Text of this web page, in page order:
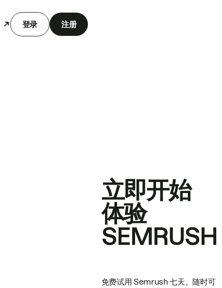
登录 注册
立即开始
体验
SEMRUSH
免费试用 Semrush 七天。随时可